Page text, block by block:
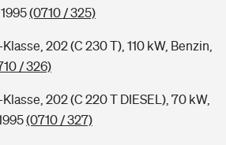
(0710 / 325)
202 (C 230 T), 110 kW, Benzin,
/ 326)
202 (C 220 T DIESEL), 70 kW,
(0710 / 327)